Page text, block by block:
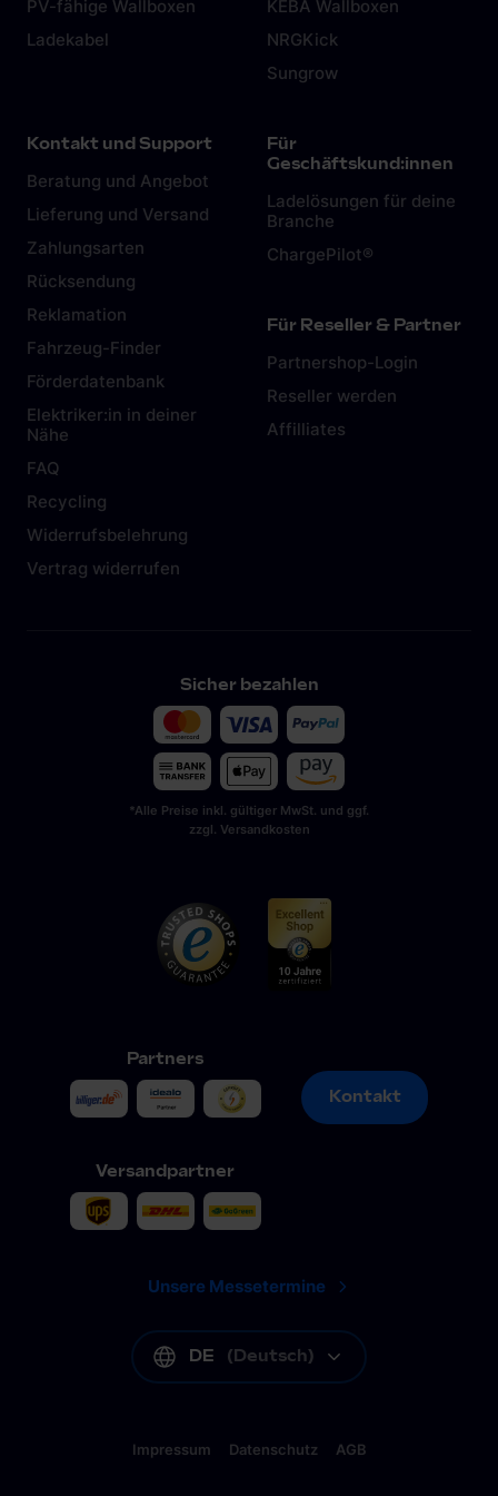
PV-fähige Wallboxen
Ladekabel
KEBA Wallboxen
NRGKick
Sungrow
Kontakt und Support
Beratung und Angebot
Lieferung und Versand
Zahlungsarten
Rücksendung
Reklamation
Fahrzeug-Finder
Förderdatenbank
Elektriker:in in deiner
Nähe
FAQ
Recycling
Widerrufsbelehrung
Vertrag widerrufen
Für
Geschäftskund:innen
Ladelösungen für deine
Branche
ChargePilot®
Für Reseller & Partner
Partnershop-Login
Reseller werden
Affilliates
Sicher bezahlen
*Alle Preise inkl. gültiger MwSt. und ggf.
zzgl. Versandkosten
Partners
Versandpartner
Kontakt
Kontakt
Unsere Messetermine
DE (Deutsch)
Impressum Datenschutz AGB